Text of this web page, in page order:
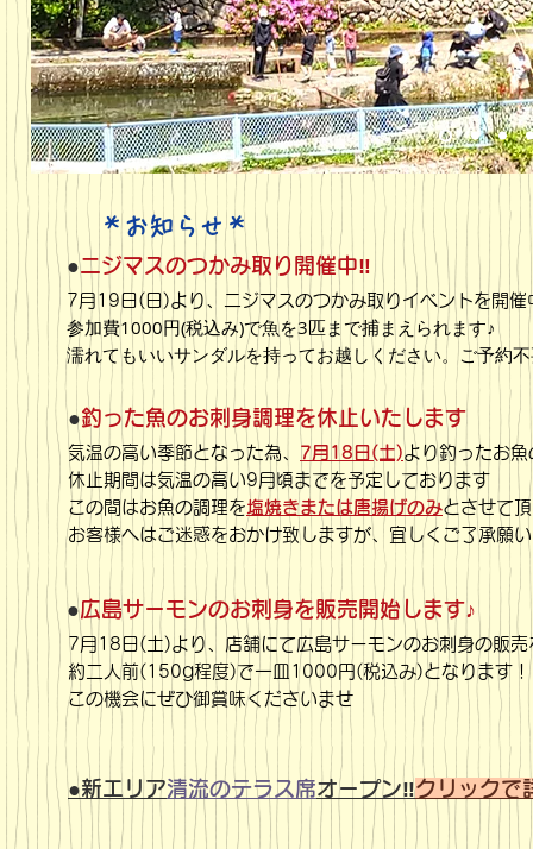
​＊お知らせ＊
●ニジマスのつかみ取り開催中‼
7月19日(日)より、ニジマスのつかみ取りイベントを開催
参加費1000円(税込み)で魚を3匹まで捕まえられます♪
濡れてもいいサンダルを持ってお越しください。ご予約
●釣った魚のお刺身調理を休止いたします
気温の高い季節となった為、 7月18日(土)より釣ったお魚
休止期間は気温の高い9月頃までを予定しております
この間はお魚の調理を塩焼きまたは唐揚げのみとさせて
お客様へはご迷惑をおかけ致しますが、宜しくご了承願
●広島サーモンのお刺身を販売開始します♪
7月18日(土)より、店舗にて広島サーモンのお刺身の販売
約二人前(150g程度)で一皿1000円(税込み)となります！
​この機会にぜひ御賞味くださいませ
●新エリア清流のテラス席オープン‼クリックで